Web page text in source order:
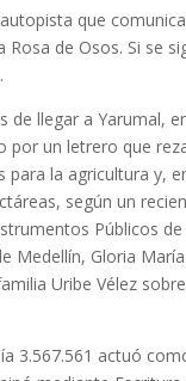
que
de Osos. Si se
llegar a Yarumal,
un letrero que
la agricultu­ra y,
según un
Públicos de
Medellín, Gloria
Uribe Vélez
3.567.561 actuó